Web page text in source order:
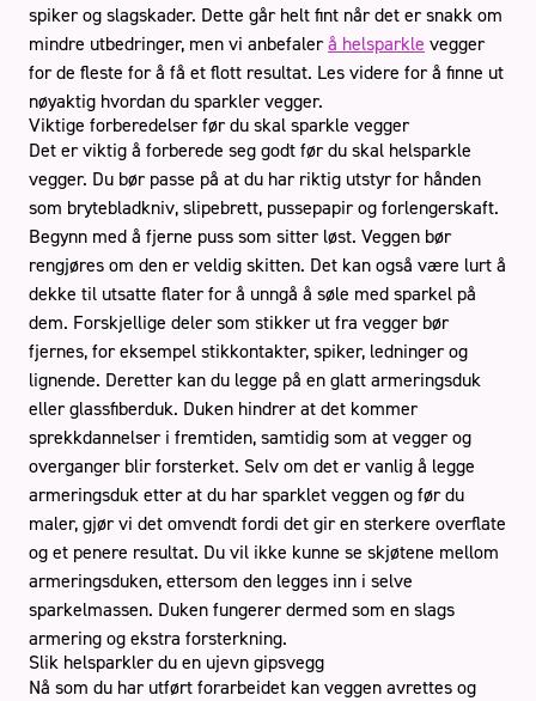
Stue
Book gratis befaring
Håndverkertjenester
Referanser
Tips og råd
Kontakt oss Om oss
spiker og slagskader. Dette går helt fint når det er snakk om
mindre utbedringer, men vi anbefalerå helsparkle vegger
for de fleste for å få et flott resultat. Les videre for å finne ut
nøyaktig hvordan du sparkler vegger.
Viktige forberedelser før du skal sparkle vegger
Det er viktig å forberede seg godt før du skal helsparkle
vegger. Du bør passe på at du har riktig utstyr for hånden
som brytebladkniv, slipebrett, pussepapir og forlengerskaft.
Begynn med å fjerne puss som sitter løst. Veggen bør
rengjøres om den er veldig skitten. Det kan også være lurt å
dekke til utsatte flater for å unngå å søle med sparkel på
dem. Forskjellige deler som stikker ut fra vegger bør
fjernes, for eksempel stikkontakter, spiker, ledninger og
lignende. Deretter kan du legge på en glatt armeringsduk
eller glassfiberduk. Duken hindrer at det kommer
sprekkdannelser i fremtiden, samtidig som at vegger og
overganger blir forsterket. Selv om det er vanlig å legge
armeringsduk etter at du har sparklet veggen og før du
maler, gjør vi det omvendt fordi det gir en sterkere overflate
og et penere resultat. Du vil ikke kunne se skjøtene mellom
armeringsduken, ettersom den legges inn i selve
sparkelmassen. Duken fungerer dermed som en slags
armering og ekstra forsterkning.
Slik helsparkler du en ujevn gipsvegg
Nå som du har utført forarbeidet kan veggen avrettes og